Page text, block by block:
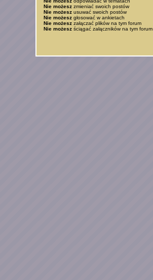
Nie możeszzmieniać swoich postów
Nie możeszusuwać swoich postów
Nie możeszgłosować w ankietach
Nie możeszzałączać plików na tym forum
Nie możeszściągać załączników na tym forum